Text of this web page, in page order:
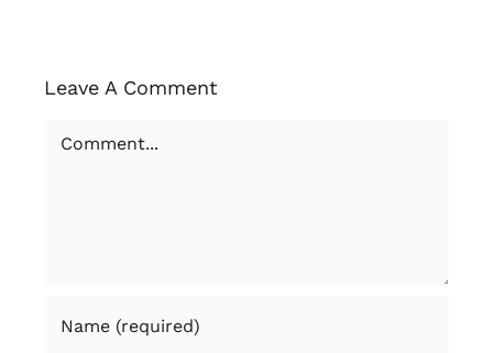
Leave A Comment
Comment